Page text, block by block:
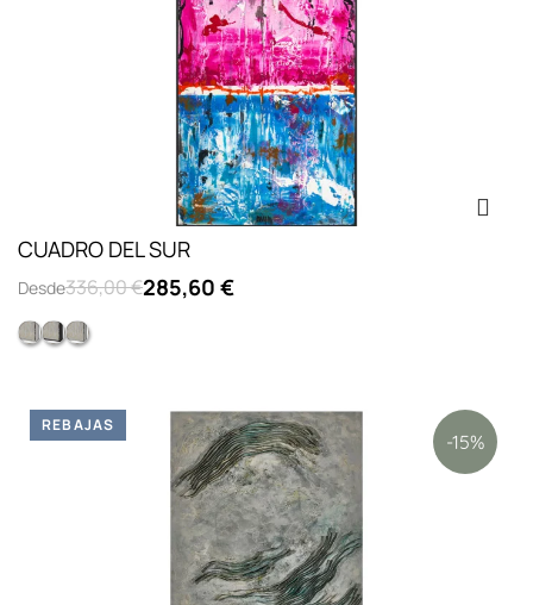
CUADRO DEL SUR
Desde336,00 €285,60 €
Opc.2: marco L lacado blanco
Opc.3: marco L lacado negro
Opc.1: sin marco
-15%
REBAJAS